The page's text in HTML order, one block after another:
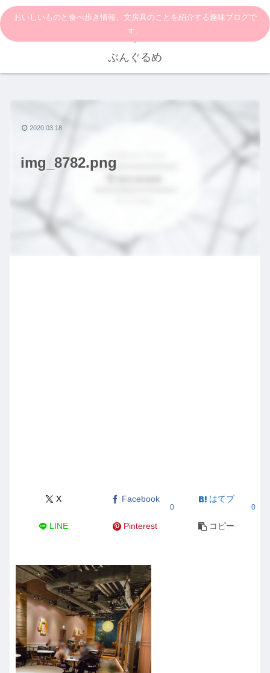
おいしいものと食べ歩き情報、文房具のことを紹介する趣味ブログで
す。
ぶんぐるめ
img_8782.png
X Facebook
0
はてブ
0
LINE Pinterest コピー
2020.03.18